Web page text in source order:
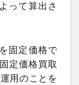
って算出さ
固定価格で
定価格買取
用のことを